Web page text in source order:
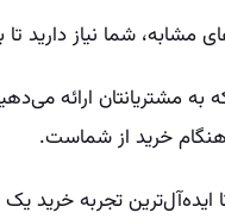
مشابه، شما نیاز دارید
به مشتریانتان ارائه
خرید از شماست.
ایده‌آل‌ترین تجربه خرید